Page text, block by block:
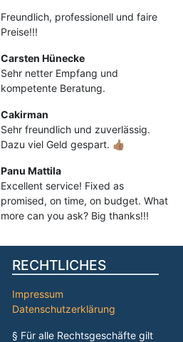
Freundlich, professionell und faire
Preise!!!
Carsten Hünecke
Sehr netter Empfang und
kompetente Beratung.
Cakirman
Sehr freundlich und zuverlässig.
Dazu viel Geld gespart. 👍🏽
Panu Mattila
Excellent service! Fixed as
promised, on time, on budget. What
more can you ask? Big thanks!!!
RECHTLICHES
Impressum
Datenschutzerklärung
§ Für alle Rechtsgeschäfte gilt